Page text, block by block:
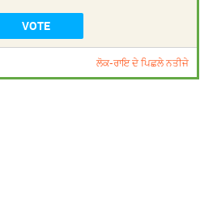
ਲੋਕ-ਰਾਇ ਦੇ ਪਿਛਲੇ ਨਤੀਜੇ